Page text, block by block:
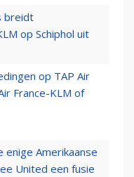
breidt
op Schiphol uit
op TAP Air
France-KLM of
enige Amerikaanse
United een fusie